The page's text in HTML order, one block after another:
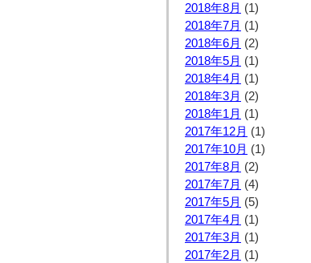
2018年8月 (1)
2018年7月 (1)
2018年6月 (2)
2018年5月 (1)
2018年4月 (1)
2018年3月 (2)
2018年1月 (1)
2017年12月 (1)
2017年10月 (1)
2017年8月 (2)
2017年7月 (4)
2017年5月 (5)
2017年4月 (1)
2017年3月 (1)
2017年2月 (1)